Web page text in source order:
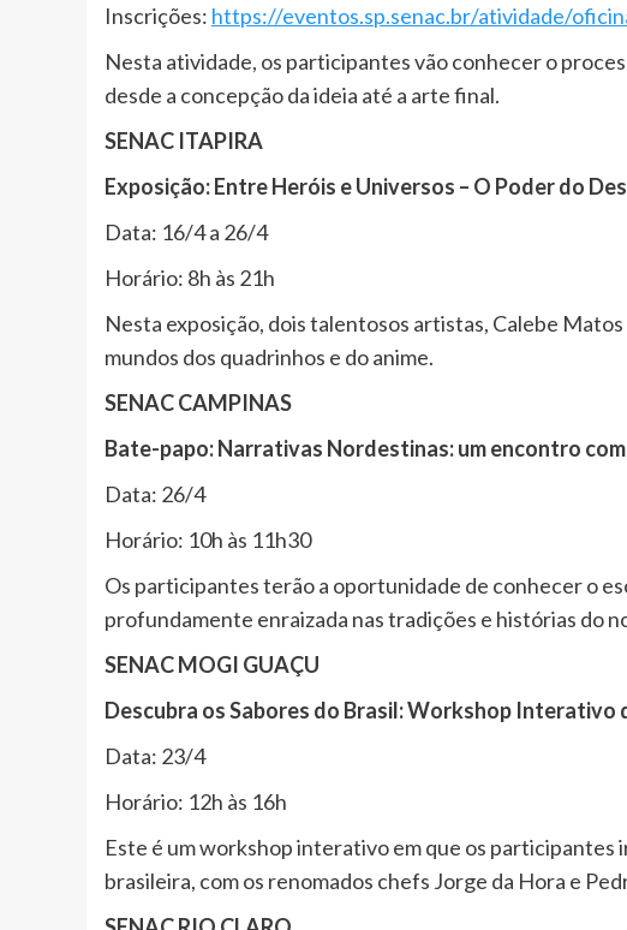
Inscrições: https://eventos.sp.senac.br/atividade/
Nesta atividade, os participantes vão conhecer o
desde a concepção da ideia até a arte final.
SENAC ITAPIRA
Exposição: Entre Heróis e Universos – O Poder do
Data: 16/4 a 26/4
Horário: 8h às 21h
Nesta exposição, dois talentosos artistas, Calebe
mundos dos quadrinhos e do anime.
SENAC CAMPINAS
Bate-papo: Narrativas Nordestinas: um encontro
Data: 26/4
Horário: 10h às 11h30
Os participantes terão a oportunidade de conhecer o
profundamente enraizada nas tradições e histórias do
SENAC MOGI GUAÇU
Descubra os Sabores do Brasil: Workshop Interativo
Data: 23/4
Horário: 12h às 16h
Este é um workshop interativo em que os participantes
brasileira, com os renomados chefs Jorge da Hora e